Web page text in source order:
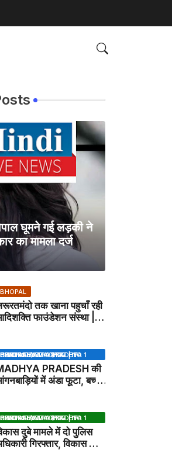
घूमने गई लड़की ने
का मामला दर्ज
BHOPAL
तक खाना पहुचाँ रही
फाउंडेशन संस्था |
BHOPAL SAMACHAR | NO 1 HINDI NEWS PORTAL OF CENTRAL INDIA (MADHYA PRADESH)
PRADESH की
में अंडा फूटा, बच्चों
BHOPAL SAMACHAR | NO 1 HINDI NEWS PORTAL OF CENTRAL INDIA (MADHYA PRADESH)
दुबे मामले में दो पुलिस
गिरफ्तार, विकास की